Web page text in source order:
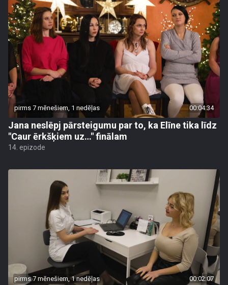
pirms 7 mēnešiem, 1 nedēļas 00:04:34
Jana neslēpj pārsteigumu par to, ka Elīne tika līdz
"Caur ērkšķiem uz…" finālam
14. epizode
pirms 7 mēnešiem, 1 nedēļas 00:02:07